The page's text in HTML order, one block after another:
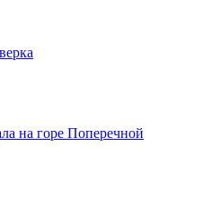
на горе Поперечной